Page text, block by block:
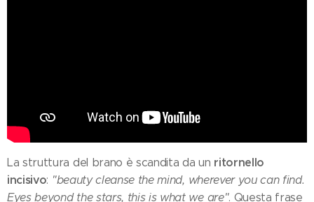
La struttura del brano è scandita da un ritornello
incisivo: "beauty cleanse the mind, wherever you can find.
Eyes beyond the stars, this is what we are". Questa frase